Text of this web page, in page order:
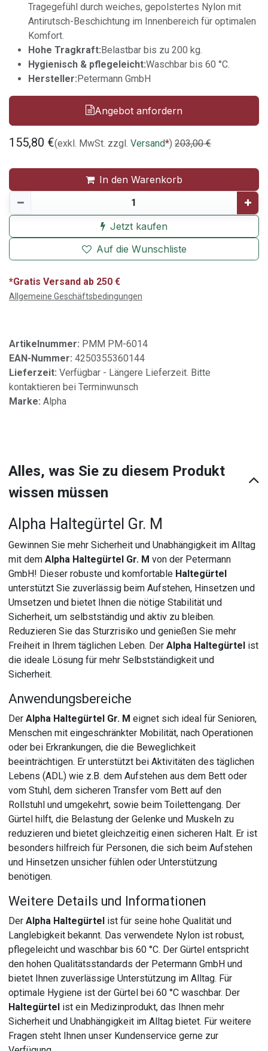
Tragegefühl durch weiches, gepolstertes Nylon mit
Antirutsch-Beschichtung im Innenbereich für optimalen
Komfort.
Hohe Tragkraft:Belastbar bis zu 200 kg.
Hygienisch & pflegeleicht:Waschbar bis 60 °C.
Hersteller:Petermann GmbH
Angebot anfordern
155,80 €(exkl. MwSt. zzgl. Versand*) 203,00€
In den Warenkorb
Jetzt kaufen
Auf die Wunschliste
*Gratis Versand ab 250 €
Allgemeine Geschäftsbedingungen
Artikelnummer: PMM PM-6014
EAN-Nummer: 4250355360144
Lieferzeit: Verfügbar - Längere Lieferzeit. Bitte
kontaktieren bei Terminwunsch
Marke: Alpha
Alles, was Sie zu diesem Produkt
wissen müssen
Alpha Haltegürtel Gr. M
Gewinnen Sie mehr Sicherheit und Unabhängigkeit im Alltag
mit demAlpha Haltegürtel Gr. M von der Petermann
GmbH! Dieser robuste und komfortable Haltegürtel
unterstützt Sie zuverlässig beim Aufstehen, Hinsetzen und
Umsetzen und bietet Ihnen die nötige Stabilität und
Sicherheit, um selbstständig und aktiv zu bleiben.
Reduzieren Sie das Sturzrisiko und genießen Sie mehr
Freiheit in Ihrem täglichen Leben. DerAlpha Haltegürtel ist
die ideale Lösung für mehr Selbstständigkeit und
Sicherheit.
Anwendungsbereiche
DerAlpha Haltegürtel Gr. M eignet sich ideal für Senioren,
Menschen mit eingeschränkter Mobilität, nach Operationen
oder bei Erkrankungen, die die Beweglichkeit
beeinträchtigen. Er unterstützt bei Aktivitäten des täglichen
Lebens (ADL) wie z.B. dem Aufstehen aus dem Bett oder
vom Stuhl, dem sicheren Transfer vom Bett auf den
Rollstuhl und umgekehrt, sowie beim Toilettengang. Der
Gürtel hilft, die Belastung der Gelenke und Muskeln zu
reduzieren und bietet gleichzeitig einen sicheren Halt. Er ist
besonders hilfreich für Personen, die sich beim Aufstehen
und Hinsetzen unsicher fühlen oder Unterstützung
benötigen.
Weitere Details und Informationen
DerAlpha Haltegürtel ist für seine hohe Qualität und
Langlebigkeit bekannt. Das verwendete Nylon ist robust,
pflegeleicht und waschbar bis 60 °C. Der Gürtel entspricht
den hohen Qualitätsstandards der Petermann GmbH und
bietet Ihnen zuverlässige Unterstützung im Alltag. Für
optimale Hygiene ist der Gürtel bei 60 °C waschbar. Der
Haltegürtel ist ein Medizinprodukt, das Ihnen mehr
Sicherheit und Unabhängigkeit im Alltag bietet. Für weitere
Fragen steht Ihnen unser Kundenservice gerne zur